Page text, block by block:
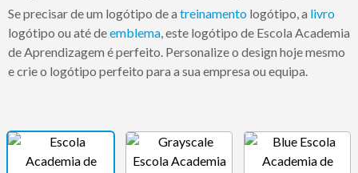
Se precisar de um logótipo de a treinamento logótipo, a livro
logótipo ou até deemblema, este logótipo de Escola Academia
de Aprendizagem é perfeito. Personalize o design hoje mesmo
e crie o logótipo perfeito para a sua empresa ou equipa.